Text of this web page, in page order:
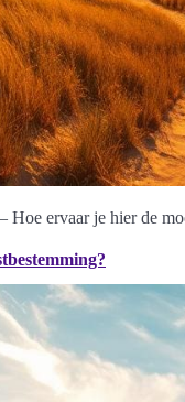
Hoe ervaar je hier de